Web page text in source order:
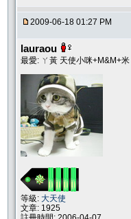
2009-06-18 01:27 PM
lauraou
最愛: ㄚ黃 天使小咪+M&M+米
等級: 大天使
文章: 1925